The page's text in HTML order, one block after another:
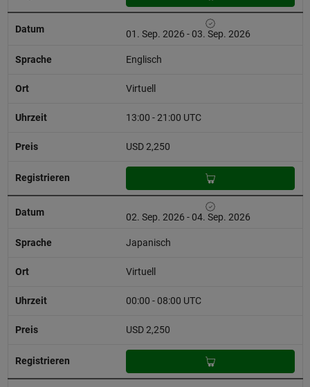
01. Sep. 2026 - 03. Sep. 2026
Englisch
Virtuell
13:00 - 21:00 UTC
USD 2,250
02. Sep. 2026 - 04. Sep. 2026
Japanisch
Virtuell
00:00 - 08:00 UTC
USD 2,250